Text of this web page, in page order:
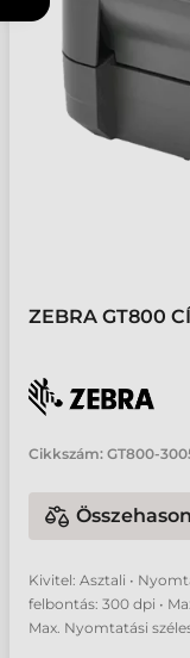
ZEBRA GT800
Cikkszám: GT800-
Kivitel: Asztali •
felbontás: 300 dpi •
Max. Nyomtatási